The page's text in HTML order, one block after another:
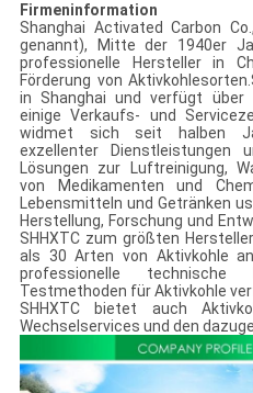
Firmeninformation
Shanghai Activated Carbon
genannt), Mitte der 1940er
professionelle Hersteller in
Förderung von
in Shanghai und verfügt über
einige Verkaufs- und
widmet sich seit halben
exzellenter Dienstleistungen
Lösungen zur Luftreinigung,
von Medikamenten und
Lebensmitteln und Getränken
Herstellung, Forschung und
SHHXTC zum größten
als 30 Arten von Aktivkohle
professionelle
Testmethoden für Aktivkohle
SHHXTC bietet auch
Wechselservices und den